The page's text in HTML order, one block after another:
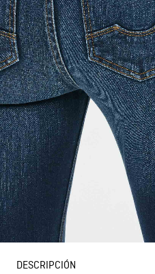
DESCRIPCIÓN